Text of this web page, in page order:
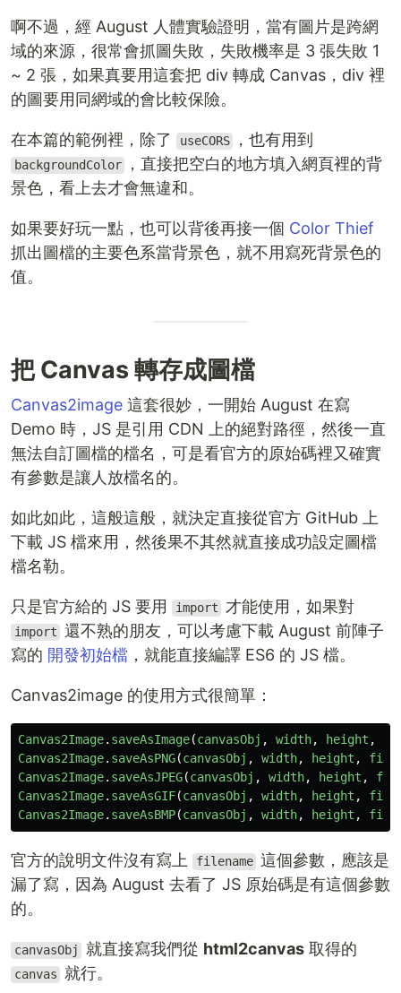
啊不過，經 August 人體實驗證明，當有圖片是跨網
域的來源，很常會抓圖失敗，失敗機率是 3 張失敗 1
~ 2 張，如果真要用這套把 div 轉成 Canvas，div 裡
的圖要用同網域的會比較保險。
在本篇的範例裡，除了 useCORS ，也有用到
backgroundColor
，直接把空白的地方填入網頁裡的背
景色，看上去才會無違和。
如果要好玩一點，也可以背後再接一個 Color Thief
抓出圖檔的主要色系當背景色，就不用寫死背景色的
值。
把 Canvas 轉存成圖檔
Canvas2image 這套很妙，一開始 August 在寫
Demo 時，JS 是引用 CDN 上的絕對路徑，然後一直
無法自訂圖檔的檔名，可是看官方的原始碼裡又確實
有參數是讓人放檔名的。
如此如此，這般這般，就決定直接從官方 GitHub 上
下載 JS 檔來用，然後果不其然就直接成功設定圖檔
檔名勒。
只是官方給的 JS 要用 import 才能使用，如果對
import 還不熟的朋友，可以考慮下載 August 前陣子
寫的 開發初始檔 ，就能直接編譯 ES6 的 JS 檔。
Canvas2image 的使用方式很簡單：
Canvas2Image. saveAsImage(canvasObj , width, height ,
Canvas2Image. saveAsPNG(canvasObj , width, height ,
Canvas2Image. saveAsJPEG(canvasObj , width, height ,
Canvas2Image. saveAsGIF(canvasObj , width, height ,
Canvas2Image. saveAsBMP(canvasObj , width, height ,
官方的說明文件沒有寫上 filename 這個參數，應該是
漏了寫，因為 August 去看了 JS 原始碼是有這個參數
的。
canvasObj 就直接寫我們從 html2canvas 取得的
canvas 就行。